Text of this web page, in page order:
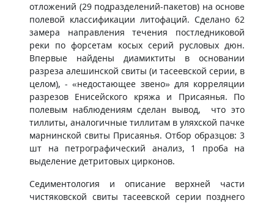
отложений (29 подразделений-пакетов) на основе
полевой классификации литофаций. Сделано 62
замера направления течения постледниковой
реки по форсетам косых серий русловых дюн.
Впервые найдены диамиктиты в основании
разреза алешинской свиты (и тасеевской серии, в
целом), - «недостающее звено» для корреляции
разрезов Енисейского кряжа и Присаянья. По
полевым наблюдениям сделан вывод, что это
тиллиты, аналогичные тиллитам в уляхской пачке
марнинской свиты Присаянья. Отбор образцов: 3
шт на петрографический анализ, 1 проба на
выделение детритовых цирконов.
Седиментология и описание верхней части
чистяковской свиты тасеевской серии позднего